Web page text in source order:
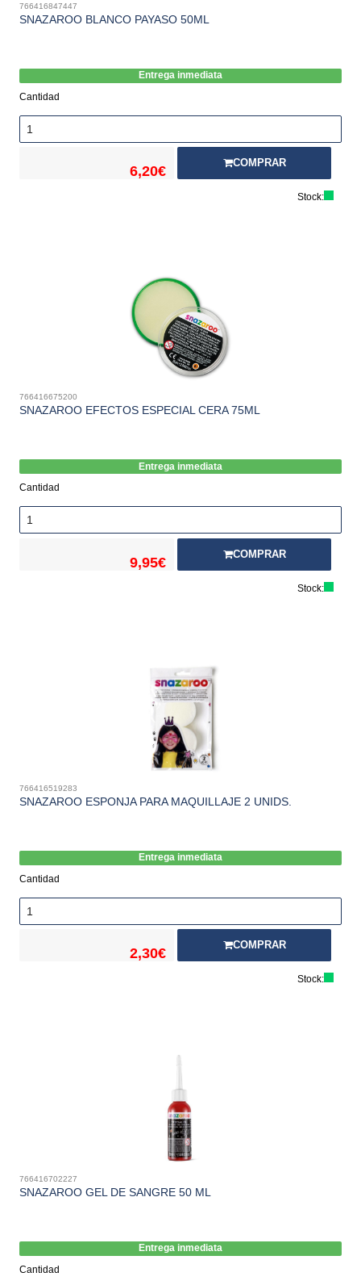
766416847447
SNAZAROO BLANCO PAYASO 50ML
Entrega inmediata
Cantidad
6,20€
COMPRAR
Stock:
766416675200
SNAZAROO EFECTOS ESPECIAL CERA 75ML
Entrega inmediata
Cantidad
9,95€
COMPRAR
Stock:
766416519283
SNAZAROO ESPONJA PARA MAQUILLAJE 2 UNIDS.
Entrega inmediata
Cantidad
2,30€
COMPRAR
Stock:
766416702227
SNAZAROO GEL DE SANGRE 50 ML
Entrega inmediata
Cantidad